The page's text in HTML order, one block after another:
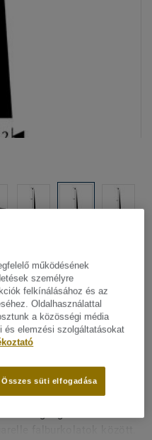
|Vizes helyiség
vizes
Flexible
csatlakozó profiljai
ragasztással
működésének
személyre
felkínálásához és az
Oldalhasználattal
a közösségi média
és elemzési szolgáltatásokat
Összes süti elfogadása